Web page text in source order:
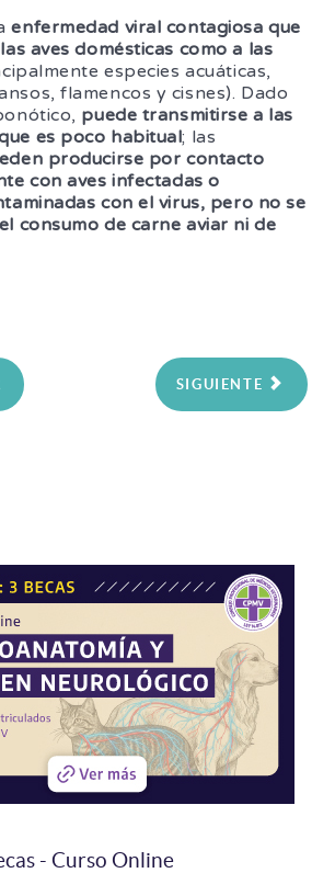
enfermedad viral contagiosa que
aves domésticas como a las
especies acuáticas,
flamencos y cisnes). Dado
puede transmitirse a las
es poco habitual; las
producirse por contacto
con aves infectadas o
con el virus, pero no se
consumo de carne aviar ni de
SIGUIENTE
- Curso Online